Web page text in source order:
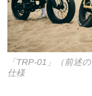
「TRP-01」（前述
仕様